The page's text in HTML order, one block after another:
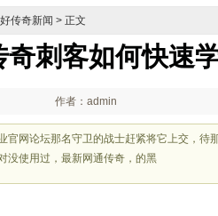
传奇新闻 > 正文
奇刺客如何快速
作者：admin
官网论坛那名守卫的战士赶紧将它上交，待
没使用过，最新网通传奇，的黑